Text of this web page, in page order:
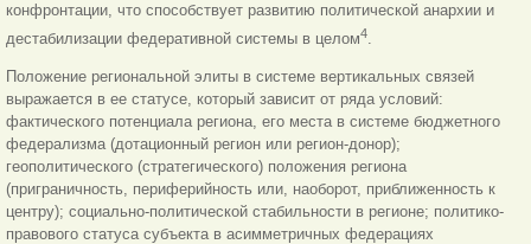
конфронтации, что способствует развитию политической анархии и
дестабилизации федеративной системы в целом4
Положение региональной элиты в системе вертикальных связей
выражается в ее статусе, который зависит от ряда условий:
фактического потенциала региона, его места в системе бюджетного
федерализма (дотационный регион или регион-донор);
геополитического (стратегического) положения региона
(приграничность, периферийность или, наоборот, приближенность к
центру); социально-политической стабильности в регионе; политико-
правового статуса субъекта в асимметричных федерациях